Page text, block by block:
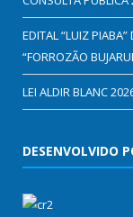
EDITAL “LUIZ
“FORROZÃO
LEI ALDIR BLANC
DESENVOLVIDO